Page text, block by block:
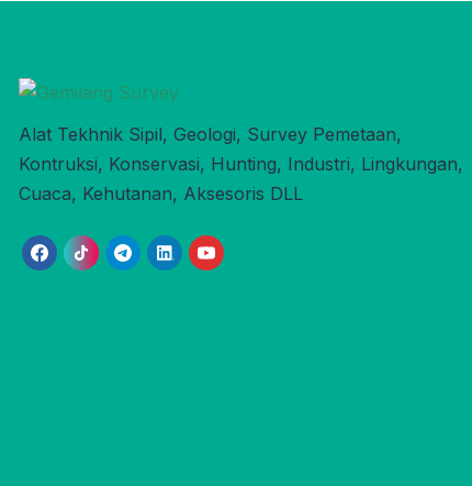
Alat Tekhnik Sipil, Geologi, Survey Pemetaan,
Kontruksi, Konservasi, Hunting, Industri, Lingkungan,
Cuaca, Kehutanan, Aksesoris DLL